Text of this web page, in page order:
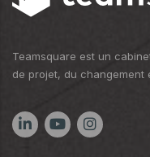
Teamsquare est un
de projet, du changement